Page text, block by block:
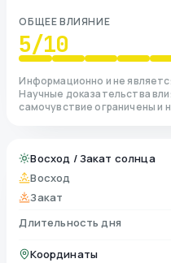
ОБЩЕЕ ВЛИЯНИЕ
5/10
Информационно и не
Научные доказательства
самочувствие ограничены и
Восход / Закат солнца
Восход
Закат
Длительность дня
Координаты